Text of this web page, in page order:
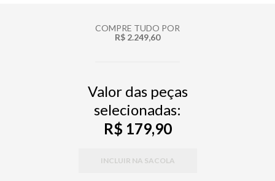
COMPRE TUDO POR
R$ 2.249,60
Valor das peças
selecionadas:
R$ 179,90
INCLUIR NA SACOLA